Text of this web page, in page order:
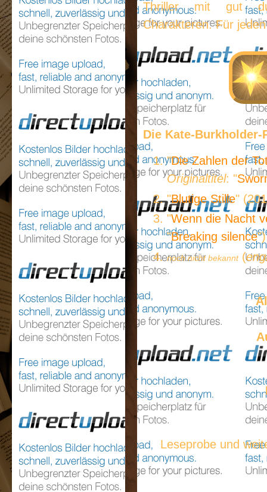
Thriller mit gut
Charakteren. Für
Die Kate-
"Die Zahlen der
Originaltitel: "
"Blutige Stille"
"Wenn die Nacht
"Breaking silence")
noch nicht bekannt(
Leseprobe und